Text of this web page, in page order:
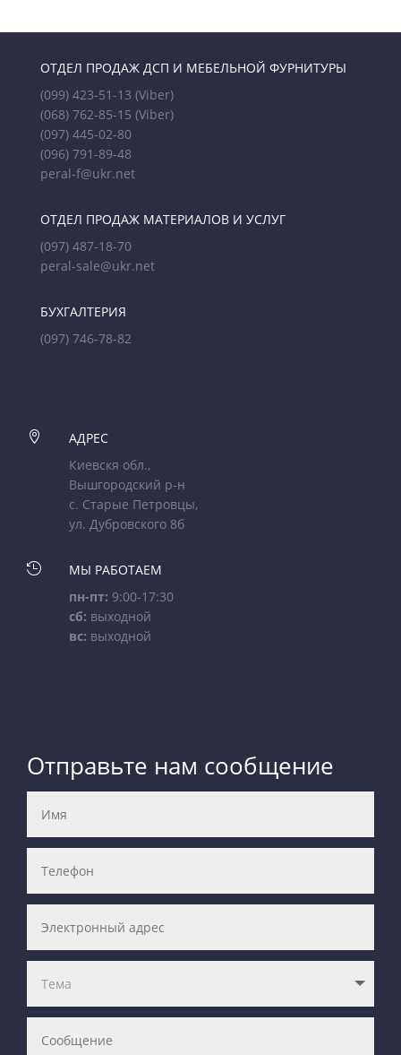
ОТДЕЛ ПРОДАЖ ДСП И МЕБЕЛЬНОЙ ФУРНИТУРЫ
(099) 423-51-13 (Viber)
(068) 762-85-15 (Viber)
(097) 445-02-80
(096) 791-89-48
peral-f@ukr.net
ОТДЕЛ ПРОДАЖ МАТЕРИАЛОВ И УСЛУГ
(097) 487-18-70
peral-sale@ukr.net
БУХГАЛТЕРИЯ
(097) 746-78-82

АДРЕС
Киевскя обл.,
Вышгородский р-н
с. Старые Петровцы,
ул. Дубровского 8б

МЫ РАБОТАЕМ
пн-пт: 9:00-17:30
сб: выходной
вс: выходной
Отправьте нам сообщение